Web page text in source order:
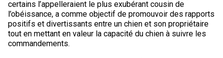
certains l’appelleraient le plus exubérant cousin de
l’obéissance, a comme objectif de promouvoir des rapports
positifs et divertissants entre un chien et son propriétaire
tout en mettant en valeur la capacité du chien à suivre les
commandements.